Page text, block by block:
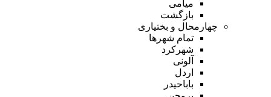
میامی
بازگشت
چهارمحال و بختیاری
تمام شهر‌ها
شهرکرد
آلونی
اردل
باباحیدر